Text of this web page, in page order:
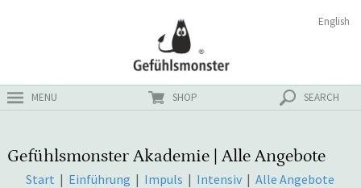
MENU SHOP SEARCH
English
Gefühlsmonster Akademie | Alle Angebote
Start | Einführung | Impuls | Intensiv |Alle Angebote